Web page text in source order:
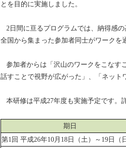
とを目的に実施しました。
2日間に亘るプログラムでは、納得感
全国から集まった参加者同士がワークを
参加者からは「沢山のワークをこなす
話すことで視野が広がった」、「ネット
本研修は平成27年度も実施予定です。
期日
第1回 平成26年10月18日（土）～19日（